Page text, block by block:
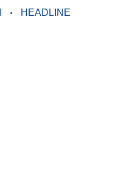
HEADLINE